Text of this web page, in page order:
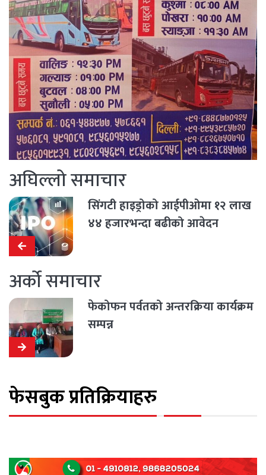
अघिल्लो समाचार
सिंगटी हाइड्रोको आईपीओमा १२ लाख
४४ हजारभन्दा बढीको आवेदन
अर्को समाचार
फेकोफन पर्वतको अन्तरक्रिया कार्यक्रम
सम्पन्न
फेसबुक प्रतिक्रियाहरु